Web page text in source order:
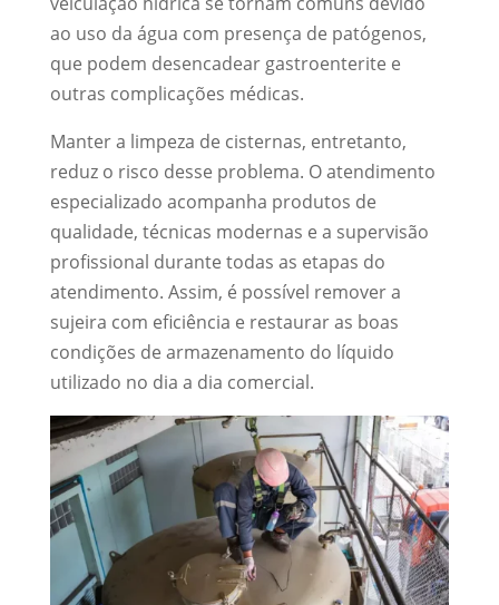
ao uso da água com presença de patógenos,
que podem desencadear gastroenterite e
outras complicações médicas.
Manter a limpeza de cisternas, entretanto,
reduz o risco desse problema. O atendimento
especializado acompanha produtos de
qualidade, técnicas modernas e a supervisão
profissional durante todas as etapas do
atendimento. Assim, é possível remover a
sujeira com eficiência e restaurar as boas
condições de armazenamento do líquido
utilizado no dia a dia comercial.